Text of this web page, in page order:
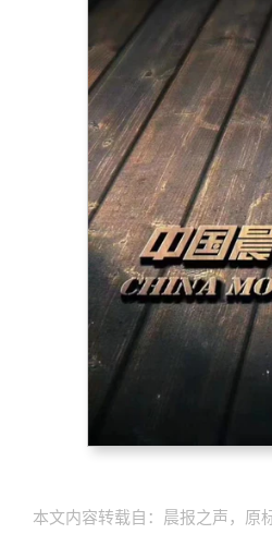
本文内容转载自：晨报之声，原